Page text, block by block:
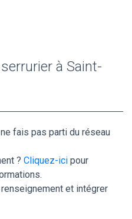
à Saint-
fais pas parti du réseau
? Cliquez-ici pour
et intégrer